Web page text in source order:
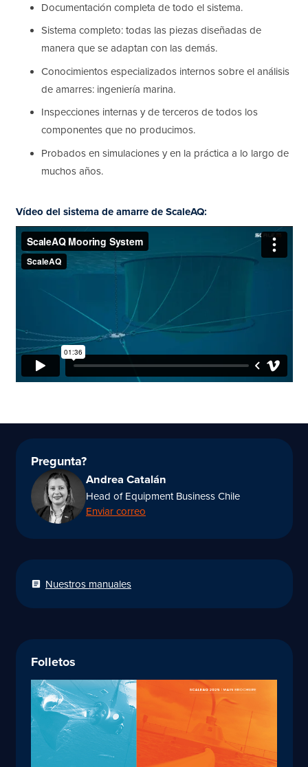
Documentación completa de todo el sistema.
Sistema completo: todas las piezas diseñadas de
manera que se adaptan con las demás.
Conocimientos especializados internos sobre el análisis
de amarres: ingeniería marina.
Inspecciones internas y de terceros de todos los
componentes que no producimos.
Probados en simulaciones y en la práctica a lo largo de
muchos años.
Vídeo del sistema de amarre de ScaleAQ:
Pregunta?
Andrea Catalán
Head of Equipment Business Chile
Enviar correo
article Nuestros manuales
Folletos